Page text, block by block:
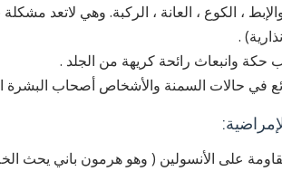
، الكوع ، العانة ، الركبة. وهي لاتعد
.
حكة وانبعاث رائحة كريهة من الجلد .
في حالات السمنة والأشخاص أصحاب
على الأنسولين ( وهو هرمون باني يحث